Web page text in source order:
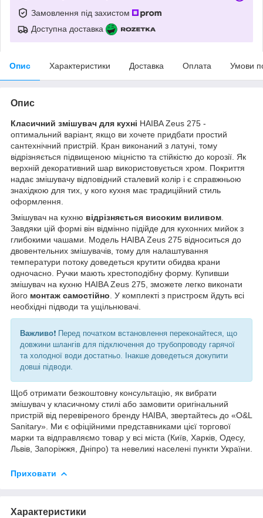
Замовлення під захистом
Доступна доставка
Опис Характеристики Доставка Оплата Умови
Опис
Класичний змішувач для кухні HAIBA Zeus 275 -
оптимальний варіант, якщо ви хочете придбати простий
сантехнічний пристрій. Кран виконаний з латуні, тому
відрізняється підвищеною міцністю та стійкістю до корозії. Як
верхній декоративний шар використовується хром. Покриття
надає змішувачу відповідний сталевий колір і є справжньою
знахідкою для тих, у кого кухня має традиційний стиль
оформлення.
Змішувач на кухню відрізняється високим виливом
Завдяки цій формі він відмінно підійде для кухонних мийок з
глибокими чашами. Модель HAIBA Zeus 275 відноситься до
двовентельних змішувачів, тому для налаштування
температури потоку доведеться крутити обидва крани
одночасно. Ручки мають хрестоподібну форму. Купивши
змішувач на кухню HAIBA Zeus 275, зможете легко виконати
його монтаж самостійно . У комплекті з пристроєм йдуть всі
необхідні підводи та ущільнювачі.
Важливо❗️ Перед початком встановлення переконайтеся, що
довжини шлангів для підключення до трубопроводу гарячої
та холодної води достатньо. Інакше доведеться докупити
довші підводи.
Щоб отримати безкоштовну консультацію, як вибрати
змішувач у класичному стилі або замовити оригінальний
пристрій від перевіреного бренду HAIBA, звертайтесь до «O&L
Sanitary». Ми є офіційними представниками цієї торгової
марки та відправляємо товар у всі міста (Київ, Харків, Одесу,
Львів, Запоріжжя, Дніпро) та невеликі населені пункти України.
Приховати
Характеристики